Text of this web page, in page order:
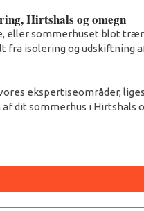
Hirtshals og omegn
eller sommerhuset blot
fra isolering og udskiftning
ekspertiseområder,
dit sommerhus i Hirtshals